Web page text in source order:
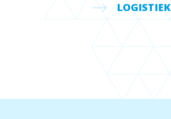
LOGISTIEK